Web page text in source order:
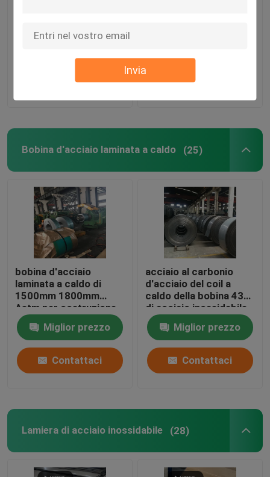
Invia
Video
Chi siamo
Fatory Tour
Controllo di qualità
Contattaci
Richiedere un preventivo
inossidabile di 6.0mm -
Contattaci Contattaci
Bobina d'acciaio laminata a caldo (25)
bobina d'acciaio
laminata a caldo di
1500mm 1800mm
Astm per costruzione
201 laminata a freddo
Miglior prezzo
Contattaci
acciaio al carbonio
d'acciaio del coil a
caldo della bobina 430
di acciaio inossidabile
304Ni8.5 304
Miglior prezzo
Contattaci
Lamiera di acciaio inossidabile (28)